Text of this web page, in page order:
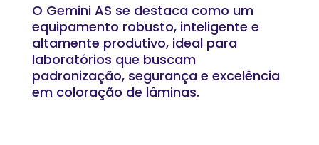
O Gemini AS se destaca como um
equipamento robusto, inteligente e
altamente produtivo, ideal para
laboratórios que buscam
padronização, segurança e excelência
em coloração de lâminas.